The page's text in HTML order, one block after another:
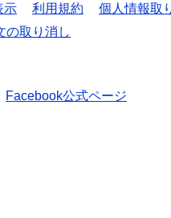
示
利用規約 個人情報取
の取り消し
Facebook公式ページ